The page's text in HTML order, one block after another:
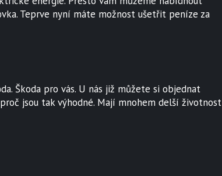
. Teprve nyní máte možnost ušetřit peníze za
Škoda pro vás. U nás již můžete si objednat
jsou tak výhodné. Mají mnohem delší životnost